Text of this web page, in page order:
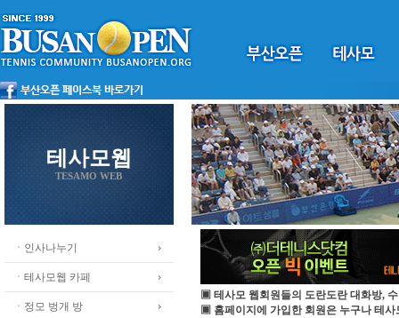
테사모웹
TESAMO WEB
ㆍ인사나누기
ㆍ테사모웹 카페
ㆍ정모 벙개 방
▣ 테사모 웹회원들의 도란도란 대화방,
▣ 홈페이지에 가입한 회원은 누구나 테사